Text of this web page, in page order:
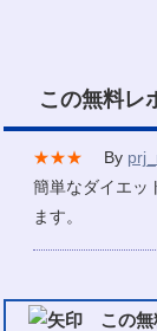
この無料レ
★★★ By
簡単なダイエッ
ます。
この無